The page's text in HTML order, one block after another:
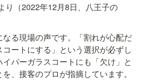
り（2022年12月8日、八王子の
なる現場の声です。「割れが心配だ
ートにする」という選択が必ずし
パーガラスコートにも「欠け」と
、接客のプロが指摘しています。